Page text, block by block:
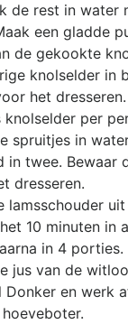
de rest in water
een gladde
de gekookte
knolselder in
het
knolselder per
spruitjes in
in twee. Bewaar
dresseren.
lamsschouder
10 minuten in
in 4 porties.
jus van de
Donker en werk